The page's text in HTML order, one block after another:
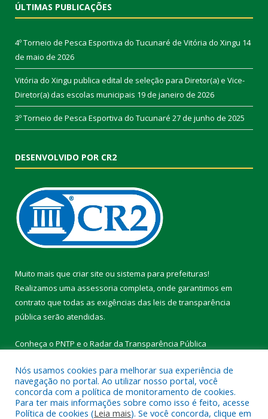
ÚLTIMAS PUBLICAÇÕES
4º Torneio de Pesca Esportiva do Tucunaré de Vitória do Xingu 14
de maio de 2026
Vitória do Xingu publica edital de seleção para Diretor(a) e Vice-
Diretor(a) das escolas municipais 19 de janeiro de 2026
3º Torneio de Pesca Esportiva do Tucunaré 27 de junho de 2025
DESENVOLVIDO POR CR2
Muito mais que criar site ou sistema para prefeituras!
Realizamos uma assessoria completa, onde garantimos em
contrato que todas as exigências das leis de transparência
pública serão atendidas.
Conheça o PNTP e o Radar da Transparência Pública
Todos os direitos reservados a Prefeitura Municipal de Vitória do
Nós usamos cookies para melhorar sua experiência de
navegação no portal. Ao utilizar nosso portal, você
concorda com a política de monitoramento de cookies.
Para ter mais informações sobre como isso é feito, acesse
Política de cookies (Leia mais). Se você concorda, clique em